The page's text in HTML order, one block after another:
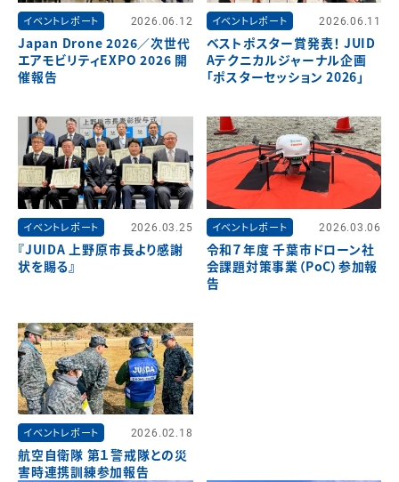
イベントレポート 2026.06.12
Japan Drone 2026／次世代
エアモビリティEXPO 2026 開
催報告
イベントレポート 2026.06.11
ベストポスター賞発表！ JUID
Aテクニカルジャーナル企画
「ポスターセッション 2026」
イベントレポート 2026.03.25
『JUIDA 上野原市長より感謝
状を賜る』
イベントレポート 2026.03.06
令和７年度 千葉市ドローン社
会課題対策事業（PoC）参加報
告
イベントレポート 2026.02.18
航空自衛隊 第１警戒隊との災
害時連携訓練参加報告